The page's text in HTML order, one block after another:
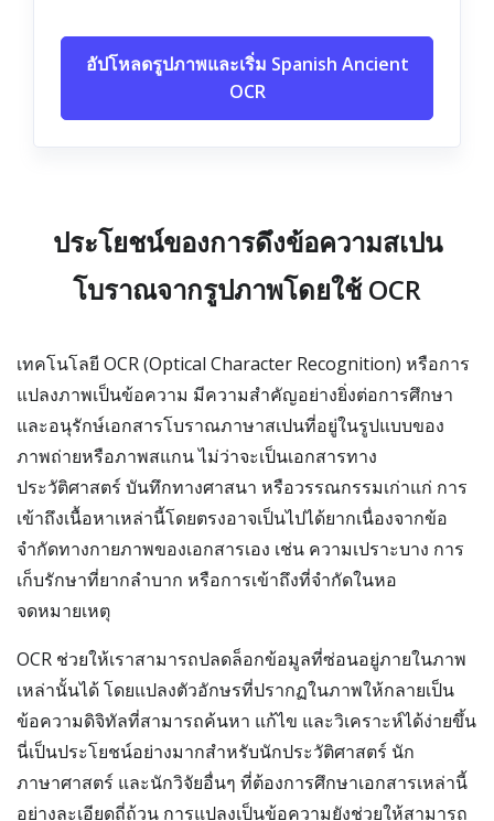
อัปโหลดรูปภาพและเริ่ม Spanish Ancient
OCR
ประโยชน์ของการดึงข้อความสเปน
โบราณจากรูปภาพโดยใช้ OCR
เทคโนโลยี OCR (Optical Character Recognition) หรือการ
แปลงภาพเป็นข้อความ มีความสำคัญอย่างยิ่งต่อการศึกษา
และอนุรักษ์เอกสารโบราณภาษาสเปนที่อยู่ในรูปแบบของ
ภาพถ่ายหรือภาพสแกน ไม่ว่าจะเป็นเอกสารทาง
ประวัติศาสตร์ บันทึกทางศาสนา หรือวรรณกรรมเก่าแก่ การ
เข้าถึงเนื้อหาเหล่านี้โดยตรงอาจเป็นไปได้ยากเนื่องจากข้อ
จำกัดทางกายภาพของเอกสารเอง เช่น ความเปราะบาง การ
เก็บรักษาที่ยากลำบาก หรือการเข้าถึงที่จำกัดในหอ
จดหมายเหตุ
OCR ช่วยให้เราสามารถปลดล็อกข้อมูลที่ซ่อนอยู่ภายในภาพ
เหล่านั้นได้ โดยแปลงตัวอักษรที่ปรากฏในภาพให้กลายเป็น
ข้อความดิจิทัลที่สามารถค้นหา แก้ไข และวิเคราะห์ได้ง่ายขึ้น
นี่เป็นประโยชน์อย่างมากสำหรับนักประวัติศาสตร์ นัก
ภาษาศาสตร์ และนักวิจัยอื่นๆ ที่ต้องการศึกษาเอกสารเหล่านี้
อย่างละเอียดถี่ถ้วน การแปลงเป็นข้อความยังช่วยให้สามารถ